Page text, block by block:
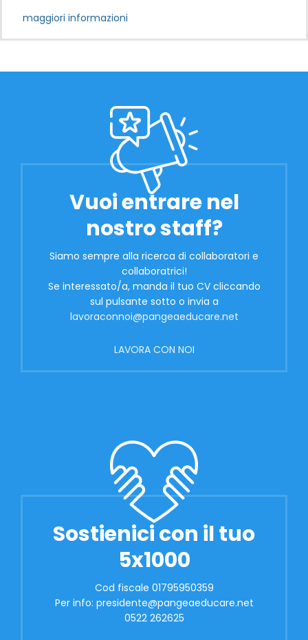
maggiori informazioni
Vuoi entrare nel
nostro staff?
Siamo sempre alla ricerca di collaboratori e
collaboratrici!
Se interessato/a, manda il tuo CV cliccando
sul pulsante sotto o invia a
lavoraconnoi@pangeaeducare.net
LAVORA CON NOI
Sostienici con il tuo
5x1000
Cod fiscale 01795950359
Per info: presidente@pangeaeducare.net
0522 262625